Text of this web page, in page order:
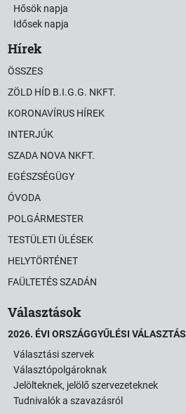
Hősök napja
Idősek napja
Hírek
ÖSSZES
ZÖLD HÍD B.I.G.G. NKFT.
KORONAVÍRUS HÍREK
INTERJÚK
SZADA NOVA NKFT.
EGÉSZSÉGÜGY
ÓVODA
POLGÁRMESTER
TESTÜLETI ÜLÉSEK
HELYTÖRTÉNET
FAÜLTETÉS SZADÁN
Választások
2026. ÉVI ORSZÁGGYŰLÉSI VÁLASZTÁS
Választási szervek
Választópolgároknak
Jelölteknek, jelölő szervezeteknek
Tudnivalók a szavazásról